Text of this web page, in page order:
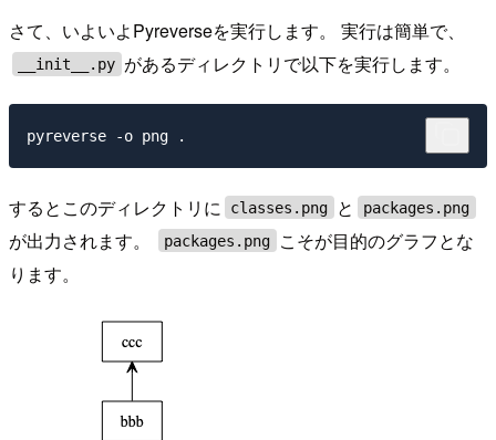
さて、いよいよPyreverseを実行します。 実行は簡単で、
__init__.py があるディレクトリで以下を実行します。
するとこのディレクトリに classes.png と packages.png
が出力されます。 packages.png
こそが目的のグラフとな
ります。